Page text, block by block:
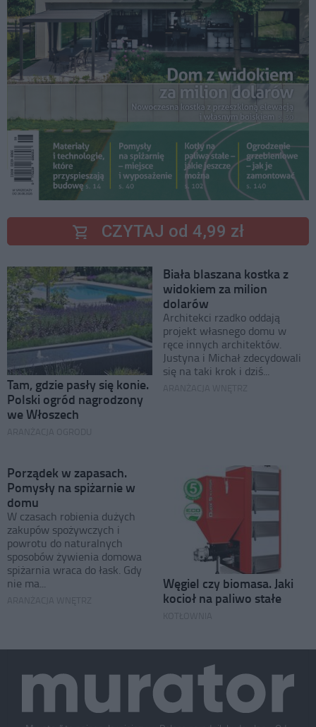
CZYTAJ od 4,99 zł
Tam, gdzie pasły się konie.
Polski ogród nagrodzony
we Włoszech
Biała blaszana kostka z
widokiem za milion
dolarów
Architekci rzadko oddają
projekt własnego domu w
ręce innych architektów.
Justyna i Michał zdecydowali
się na taki krok i dziś...
Porządek w zapasach.
Pomysły na spiżarnie w
domu
W czasach robienia dużych
zakupów spożywczych i
powrotu do naturalnych
sposobów żywienia domowa
spiżarnia wraca do łask. Gdy
nie ma...
Węgiel czy biomasa. Jaki
kocioł na paliwo stałe